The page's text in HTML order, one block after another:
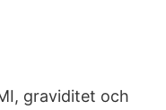
graviditet och